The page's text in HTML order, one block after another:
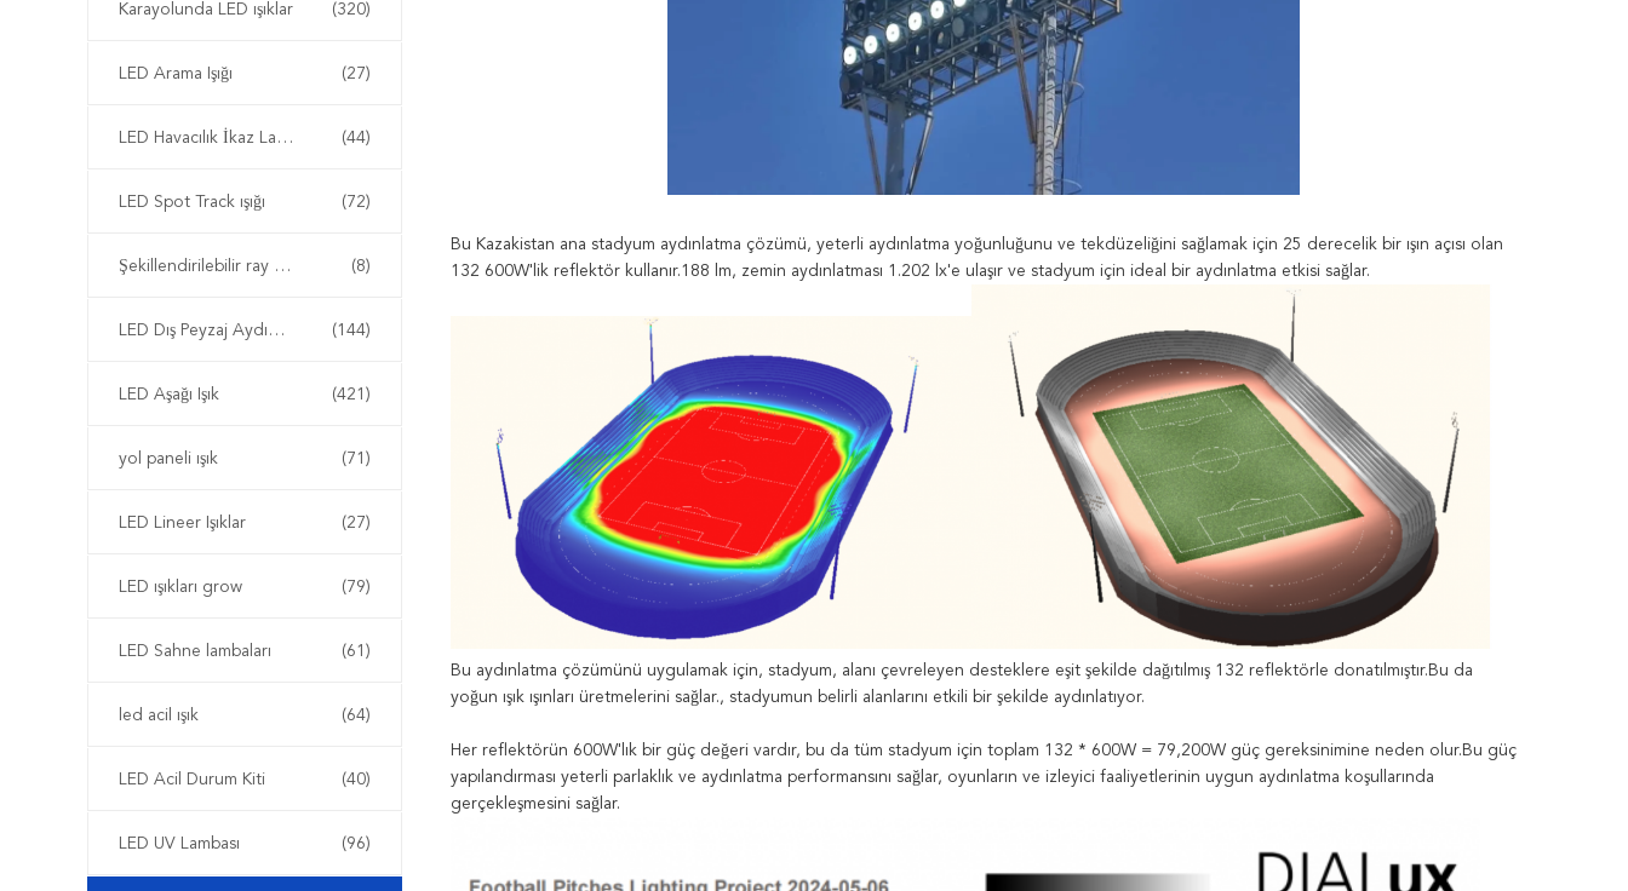
Karayolunda LED ışıklar (320)
LED Arama Işığı (27)
LED Havacılık İkaz Lambası (44)
LED Spot Track ışığı (72)
Şekillendirilebilir ray lambası (8)
LED Dış Peyzaj Aydınlatma (144)
LED Aşağı Işık (421)
yol paneli ışık (71)
LED Lineer Işıklar (27)
LED ışıkları grow (79)
LED Sahne lambaları (61)
led acil ışık (64)
LED Acil Durum Kiti (40)
LED UV Lambası (96)
Bu Kazakistan ana stadyum aydınlatma çözümü, yeterli aydınlatma yoğunluğunu ve tekdüzeliğini sağlamak için 25 derecelik bir ışın açısı olan
132 600W'lik reflektör kullanır.188 lm, zemin aydınlatması 1.202 lx'e ulaşır ve stadyum için ideal bir aydınlatma etkisi sağlar.
Bu aydınlatma çözümünü uygulamak için, stadyum, alanı çevreleyen desteklere eşit şekilde dağıtılmış 132 reflektörle donatılmıştır.Bu da
yoğun ışık ışınları üretmelerini sağlar., stadyumun belirli alanlarını etkili bir şekilde aydınlatıyor.
Her reflektörün 600W'lık bir güç değeri vardır, bu da tüm stadyum için toplam 132 * 600W = 79,200W güç gereksinimine neden olur.Bu güç
yapılandırması yeterli parlaklık ve aydınlatma performansını sağlar, oyunların ve izleyici faaliyetlerinin uygun aydınlatma koşullarında
gerçekleşmesini sağlar.